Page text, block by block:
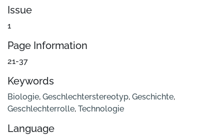
Issue
1
Page Information
21-37
Keywords
Biologie, Geschlechterstereotyp, Geschichte,
Geschlechterrolle, Technologie
Language